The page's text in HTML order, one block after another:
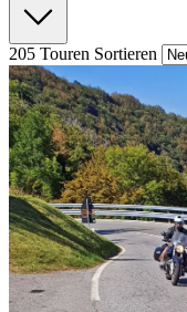
205 Touren Sortieren